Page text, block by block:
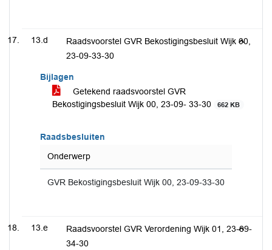
13.d
Raadsvoorstel GVR Bekostigingsbesluit Wijk 00,
23-09-33-30
Bijlagen
Getekend raadsvoorstel GVR
Bekostigingsbesluit Wijk 00, 23-09- 33-30
662 KB
Raadsbesluiten
Onderwerp
GVR Bekostigingsbesluit Wijk 00, 23-09-33-30
13.e
Raadsvoorstel GVR Verordening Wijk 01, 23-09-
34-30